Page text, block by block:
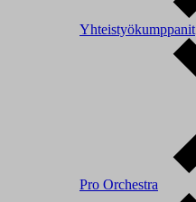
Yhteistyökumppanit
Pro Orchestra